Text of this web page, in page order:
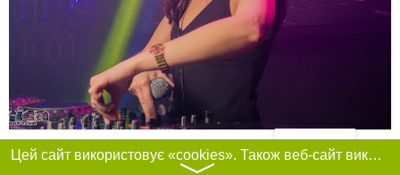
Фільтри
Цей сайт використовує «cookies». Також веб-сайт використовує інтернет-сервіс для збору технічних даних стосовно відвідувачів з метою отримання маркетингової та статистичної інформації. Умови обробки даних відвідувачів сайту див.
〉